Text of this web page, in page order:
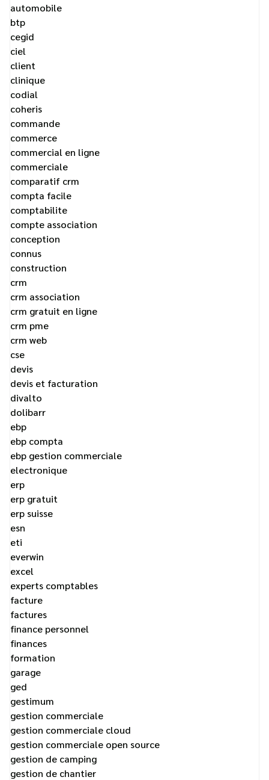
automobile
btp
cegid
ciel
client
clinique
codial
coheris
commande
commerce
commercial en ligne
commerciale
comparatif crm
compta facile
comptabilite
compte association
conception
connus
construction
crm
crm association
crm gratuit en ligne
crm pme
crm web
cse
devis
devis et facturation
divalto
dolibarr
ebp
ebp compta
ebp gestion commerciale
electronique
erp
erp gratuit
erp suisse
esn
eti
everwin
excel
experts comptables
facture
factures
finance personnel
finances
formation
garage
ged
gestimum
gestion commerciale
gestion commerciale cloud
gestion commerciale open source
gestion de camping
gestion de chantier